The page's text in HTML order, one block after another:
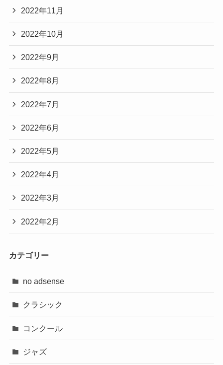
2022年11月
2022年10月
2022年9月
2022年8月
2022年7月
2022年6月
2022年5月
2022年4月
2022年3月
2022年2月
カテゴリー
no adsense
クラシック
コンクール
ジャズ